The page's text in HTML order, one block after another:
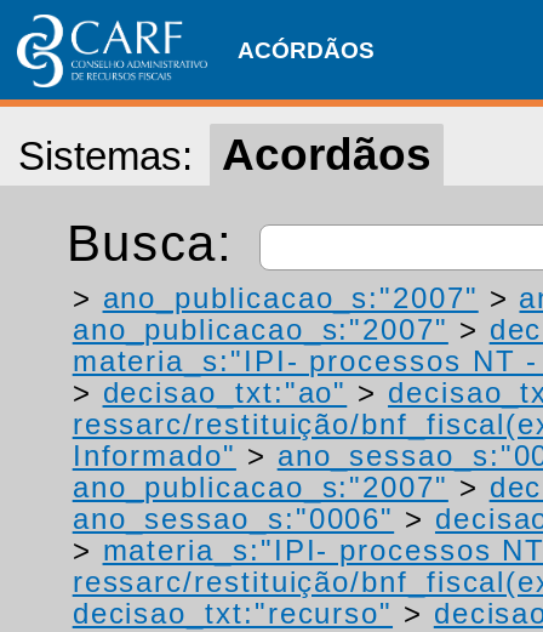
ACÓRDÃOS
Sistemas: Acordãos
Busca:
> ano_publicacao_s:"2007" >
ano_publicacao_s:"2007" >
materia_s:"IPI- processos NT
> decisao_txt:"ao" >
ressarc/restituição/
Informado" >
ano_publicacao_s:"2007" >
ano_sessao_s:"0006" >
> materia_s:"IPI- processos
ressarc/restituição/
decisao_txt:"recurso" >